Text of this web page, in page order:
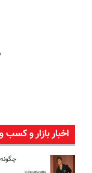
اخبار بازار و کسب